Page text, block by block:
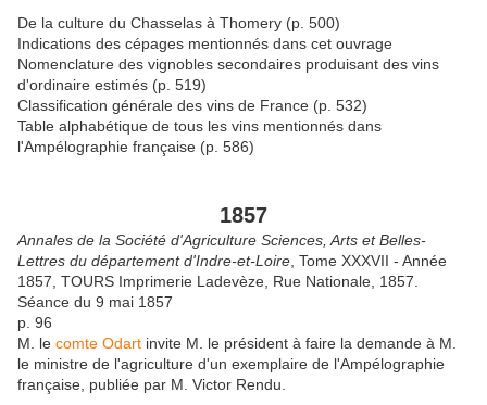
De la culture du Chasselas à Thomery (p. 500)
Indications des cépages mentionnés dans cet ouvrage
Nomenclature des vignobles secondaires produisant des vins
d'ordinaire estimés (p. 519)
Classification générale des vins de France (p. 532)
Table alphabétique de tous les vins mentionnés dans
l'Ampélographie française (p. 586)
1857
Annales de la Société d'Agriculture Sciences, Arts et Belles-
Lettres du département d'Indre-et-Loire , Tome XXXVII - Année
1857, TOURS Imprimerie Ladevèze, Rue Nationale, 1857.
Séance du 9 mai 1857
p. 96
M. le comte Odart invite M. le président à faire la demande à M.
le ministre de l'agriculture d'un exemplaire de l'Ampélographie
française, publiée par M. Victor Rendu.